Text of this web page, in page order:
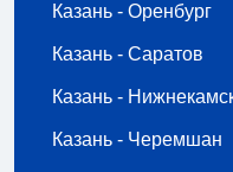
Казань - Оренбург
Казань - Саратов
Казань -
Казань - Черемшан